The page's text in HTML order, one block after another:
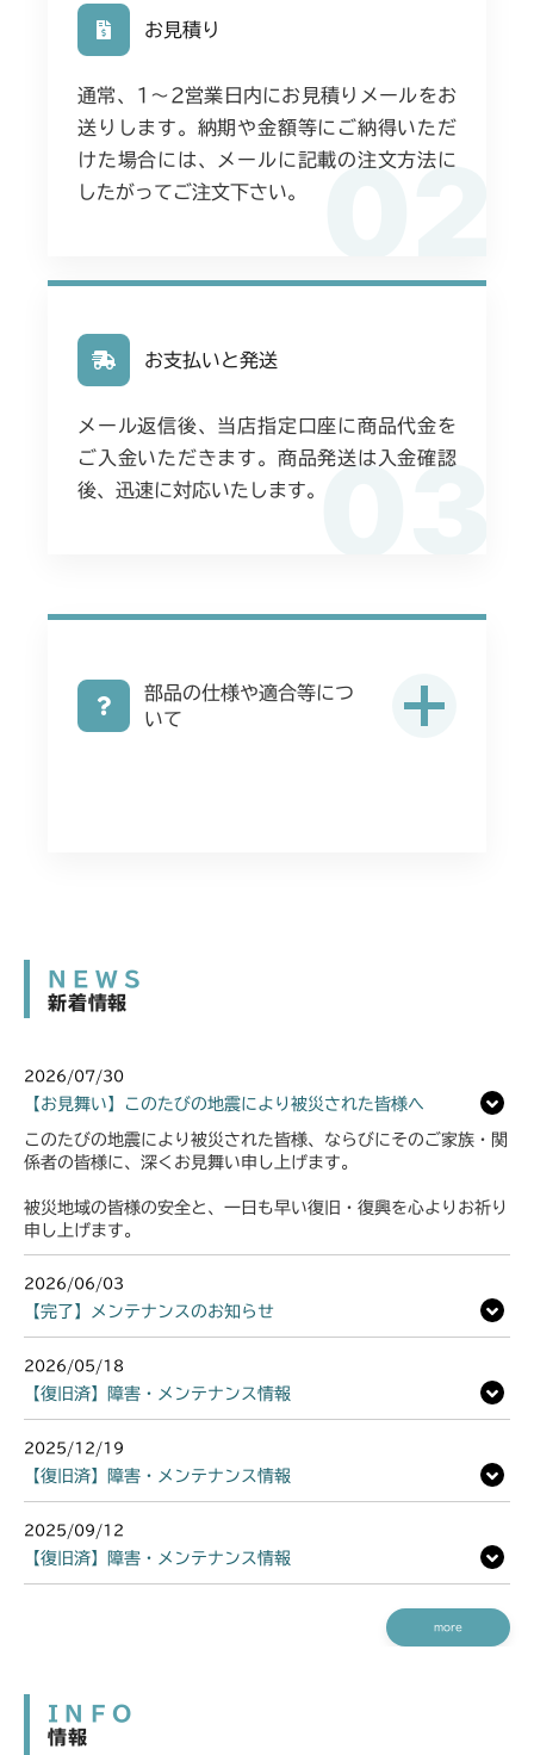
02
お見積り
通常、1〜2営業日内にお見積りメールをお
送りします。納期や金額等にご納得いただ
けた場合には、メールに記載の注文方法に
したがってご注文下さい。
03
お支払いと発送
メール返信後、当店指定口座に商品代金を
ご入金いただきます。商品発送は入金確認
後、迅速に対応いたします。
部品の仕様や適合等につ
いて
NEWS
新着情報
2026/07/30
【お見舞い】このたびの地震により被災された皆様へ
このたびの地震により被災された皆様、ならびにそのご家族・関
係者の皆様に、深くお見舞い申し上げます。
被災地域の皆様の安全と、一日も早い復旧・復興を心よりお祈り
申し上げます。
2026/06/03
【完了】メンテナンスのお知らせ
2026/05/18
【復旧済】障害・メンテナンス情報
2025/12/19
【復旧済】障害・メンテナンス情報
2025/09/12
【復旧済】障害・メンテナンス情報
more
INFO
情報